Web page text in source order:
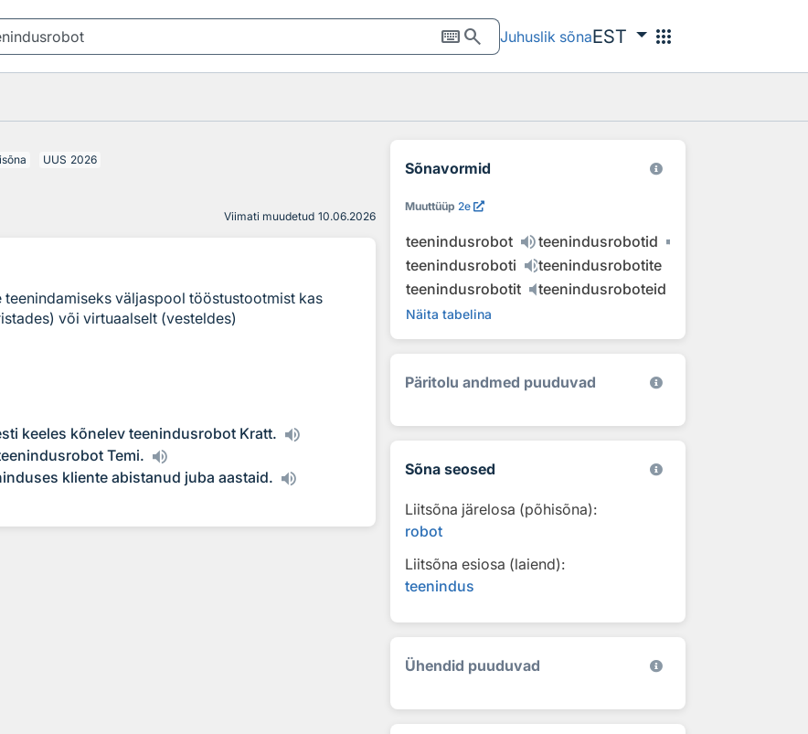
keyboardsearch Juhuslik sõnaEST apps
UUS 2026
Viimati muudetud 10.06.2026
väljaspool tööstustootmist kas
või virtuaalselt (vesteldes)
keeles kõnelev teenindusrobot Kratt.
Temi.
kliente abistanud juba aastaid.
Sõnavormid
Muuttüüp 2e
teenindusrobot
teenindusrobotid
teenindusroboti
teenindusrobotite
teenindusrobotit
teenindusroboteid
Näita tabelina
Päritolu andmed puuduvad
Sõna seosed
Liitsõna järelosa (põhisõna):
robot
Liitsõna esiosa (laiend):
teenindus
Ühendid puuduvad